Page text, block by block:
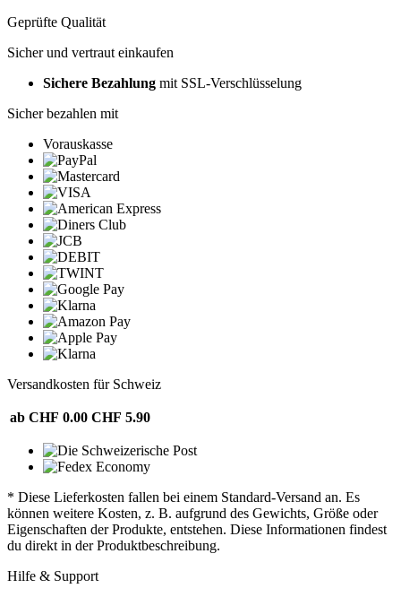
Geprüfte Qualität
Sicher und vertraut einkaufen
Sichere Bezahlung mit SSL-Verschlüsselung
Sicher bezahlen mit
Vorauskasse
Versandkosten für Schweiz
ab CHF 0.00 CHF 5.90
* Diese Lieferkosten fallen bei einem Standard-Versand an. Es
können weitere Kosten, z. B. aufgrund des Gewichts, Größe oder
Eigenschaften der Produkte, entstehen. Diese Informationen findest
du direkt in der Produktbeschreibung.
Hilfe & Support